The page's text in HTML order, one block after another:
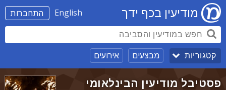
התחברות English מודיעין בכף ידך
קטגוריות מבצעים אירועים
פסטיבל מודיעין הבינלאומי